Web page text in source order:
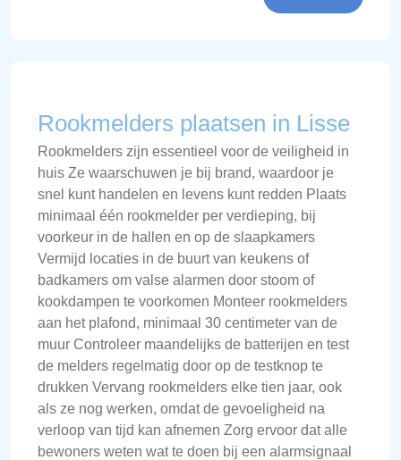
Rookmelders plaatsen in Lisse
Rookmelders zijn essentieel voor de veiligheid in
huis Ze waarschuwen je bij brand, waardoor je
snel kunt handelen en levens kunt redden Plaats
minimaal één rookmelder per verdieping, bij
voorkeur in de hallen en op de slaapkamers
Vermijd locaties in de buurt van keukens of
badkamers om valse alarmen door stoom of
kookdampen te voorkomen Monteer rookmelders
aan het plafond, minimaal 30 centimeter van de
muur Controleer maandelijks de batterijen en test
de melders regelmatig door op de testknop te
drukken Vervang rookmelders elke tien jaar, ook
als ze nog werken, omdat de gevoeligheid na
verloop van tijd kan afnemen Zorg ervoor dat alle
bewoners weten wat te doen bij een alarmsignaal